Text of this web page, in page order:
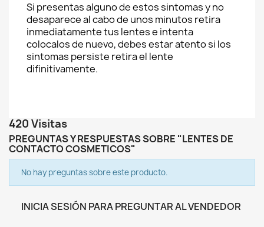
Si presentas alguno de estos sintomas y no
desaparece al cabo de unos minutos retira
inmediatamente tus lentes e intenta
colocalos de nuevo, debes estar atento si los
sintomas persiste retira el lente
difinitivamente.
420 Visitas
PREGUNTAS Y RESPUESTAS SOBRE "LENTES DE
CONTACTO COSMETICOS"
No hay preguntas sobre este producto.
INICIA SESIÓN PARA PREGUNTAR AL VENDEDOR